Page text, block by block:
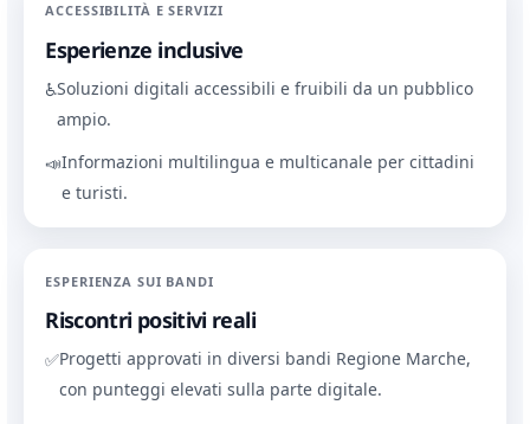
ACCESSIBILITÀ E SERVIZI
Esperienze inclusive
♿Soluzioni digitali accessibili e fruibili da un pubblico
ampio.
📣Informazioni multilingua e multicanale per cittadini
e turisti.
ESPERIENZA SUI BANDI
Riscontri positivi reali
✅Progetti approvati in diversi bandi Regione Marche,
con punteggi elevati sulla parte digitale.